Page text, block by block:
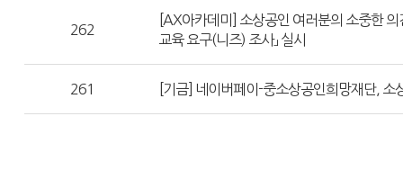
262
[AX아카데미] 소상공인 여러분의 소중한
교육 요구(니즈) 조사」 실시
261 [기금] 네이버페이-중소상공인희망재단, 소